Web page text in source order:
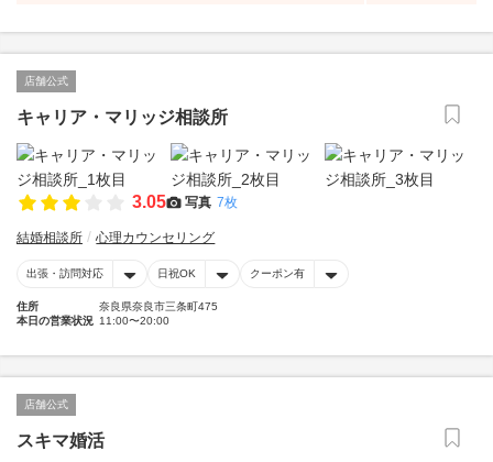
店舗公式
キャリア・マリッジ相談所
3.05 写真 7枚
結婚相談所 心理カウンセリング
出張・訪問対応 日祝OK クーポン有
住所
奈良県奈良市三条町475
本日の営業状況 11:00〜20:00
店舗公式
スキマ婚活